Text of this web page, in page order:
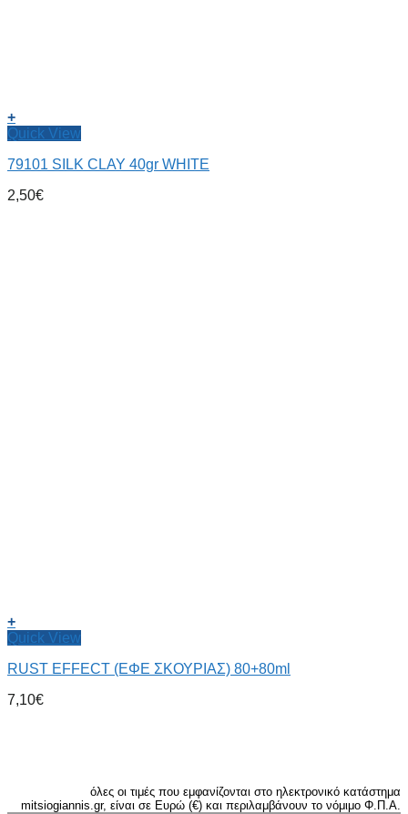
+
Quick View
79101 SILK CLAY 40gr WHITE
2,50€
+
Quick View
RUST EFFECT (ΕΦΕ ΣΚΟΥΡΙΑΣ) 80+80ml
7,10€
όλες οι τιμές που εμφανίζονται στο ηλεκτρονικό κατάστημα
mitsiogiannis.gr, είναι σε Ευρώ (€) και περιλαμβάνουν το νόμιμο Φ.Π.Α.